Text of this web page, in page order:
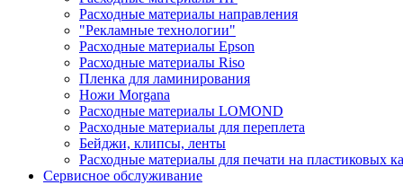
Расходные материалы направления
"Рекламные технологии"
Расходные материалы Epson
Расходные материалы Riso
Пленка для ламинирования
Ножи Morgana
Расходные материалы LOMOND
Расходные материалы для переплета
Бейджи, клипсы, ленты
Расходные материалы для печати на пластиковых
Сервисное обслуживание